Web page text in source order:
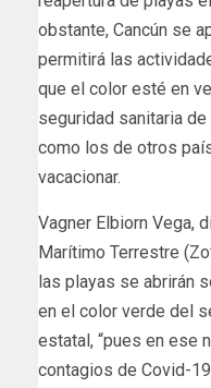
obstante, Cancún se
permitirá las
que el color esté en
seguridad sanitaria
como los de otros
vacacionar.
Vagner Elbiorn Vega,
Marítimo Terrestre
las playas se abrirán
en el color verde del
estatal, “pues en ese
contagios de Covid-